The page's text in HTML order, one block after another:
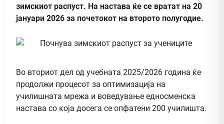
зимскиот распуст. На настава ќе се вратат на 20
јануари 2026 за почетокот на второто полугодие.
Во вториот дел од учебната 2025/2026 година ќе
продолжи процесот за оптимизација на
училишната мрежа и воведување едносменска
настава со која досега се опфатени 200 училишта.